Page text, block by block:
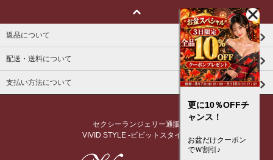
返品について
配送・送料について
支払い方法について
セクシーランジェリー通販
VIVID STYLE -ビビットスタイル-
更に10％OFFチ
ャンス！
お盆だけクーポン
でＷ割引♪